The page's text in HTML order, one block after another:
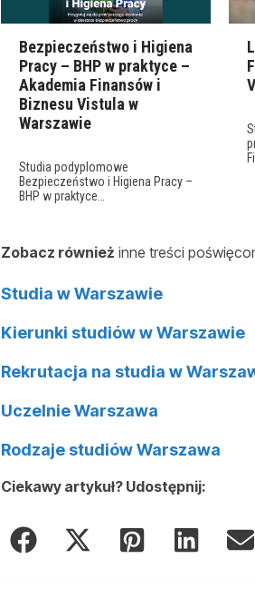
Bezpieczeństwo i Higiena
Pracy – BHP w praktyce –
Akademia Finansów i
Biznesu Vistula w
Warszawie
Studia podyplomowe
Bezpieczeństwo i Higiena Pracy –
BHP w praktyce…
Zobacz również inne treści
Studia w Warszawie
Kierunki studiów w Warszawie
Rekrutacja na studia w
Uczelnie Warszawa
Rodzaje studiów Warszawa
Ciekawy artykuł? Udostępnij: